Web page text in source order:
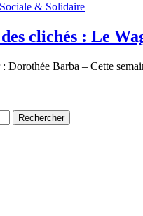
& Solidaire
clichés : Le
: Dorothée Barba – Cette
Rechercher